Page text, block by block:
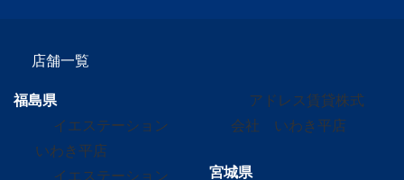
店舗一覧
福島県
イエステーション
いわき平店
イエステーション
アドレス賃貸株式
会社 いわき平店
宮城県